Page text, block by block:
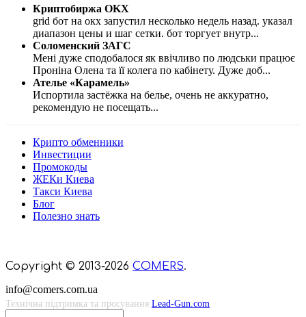
Криптобиржа OKX
grid бот на окх запустил несколько недель назад. указал
диапазон цены и шаг сетки. бот торгует внутр...
Соломенский ЗАГС
Мені дуже сподобалося як ввічливо по людськи працює
Проніна Олена та її колега по кабінету. Дуже доб...
Ателье «Карамель»
Испортила застёжка на белье, очень не аккуратно,
рекомендую не посещать...
Крипто обменники
Инвестиции
Промокоды
ЖЕКи Киева
Такси Киева
Блог
Полезно знать
Copyright © 2013-2026 COMERS.
info@comers.com.ua
Технічна підтримка та просування Lead-Gun.com